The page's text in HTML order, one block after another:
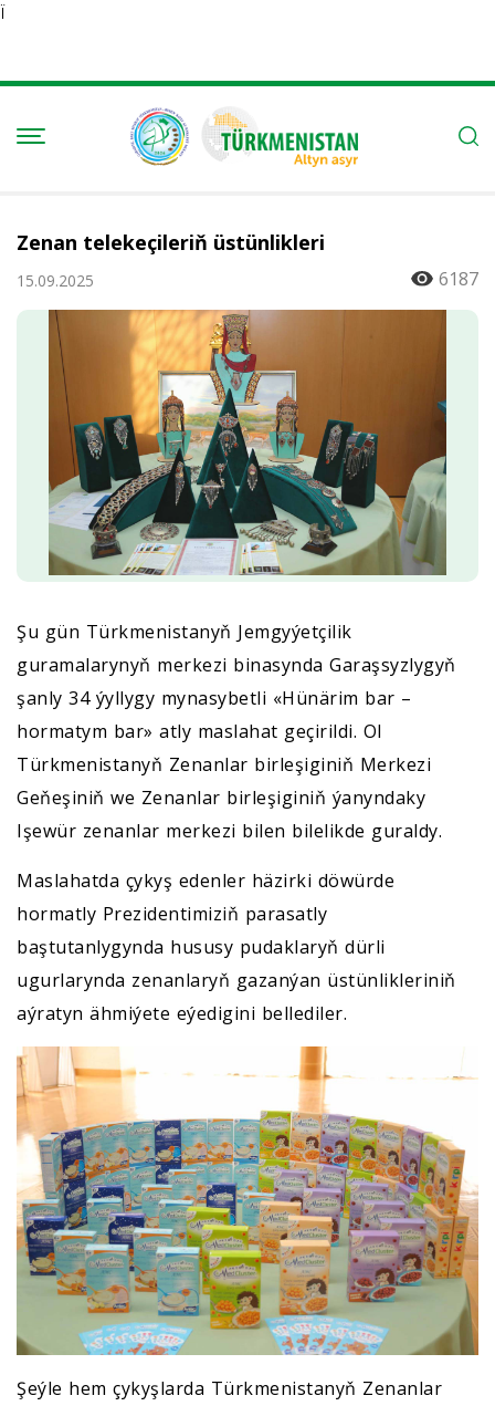
Ï
Zenan telekeçileriň üstünlikleri
15.09.2025 6187
Şu gün Türkmenistanyň Jemgyýetçilik
guramalarynyň merkezi binasynda Garaşsyzlygyň
şanly 34 ýyllygy mynasybetli «Hünärim bar –
hormatym bar» atly maslahat geçirildi. Ol
Türkmenistanyň Zenanlar birleşiginiň Merkezi
Geňeşiniň we Zenanlar birleşiginiň ýanyndaky
Işewür zenanlar merkezi bilen bilelikde guraldy.
Maslahatda çykyş edenler häzirki döwürde
hormatly Prezidentimiziň parasatly
baştutanlygynda hususy pudaklaryň dürli
ugurlarynda zenanlaryň gazanýan üstünlikleriniň
aýratyn ähmiýete eýedigini bellediler.
Şeýle hem çykyşlarda Türkmenistanyň Zenanlar